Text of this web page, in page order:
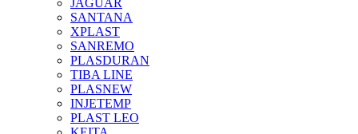
JAGUAR
SANTANA
XPLAST
SANREMO
PLASDURAN
TIBA LINE
PLASNEW
INJETEMP
PLAST LEO